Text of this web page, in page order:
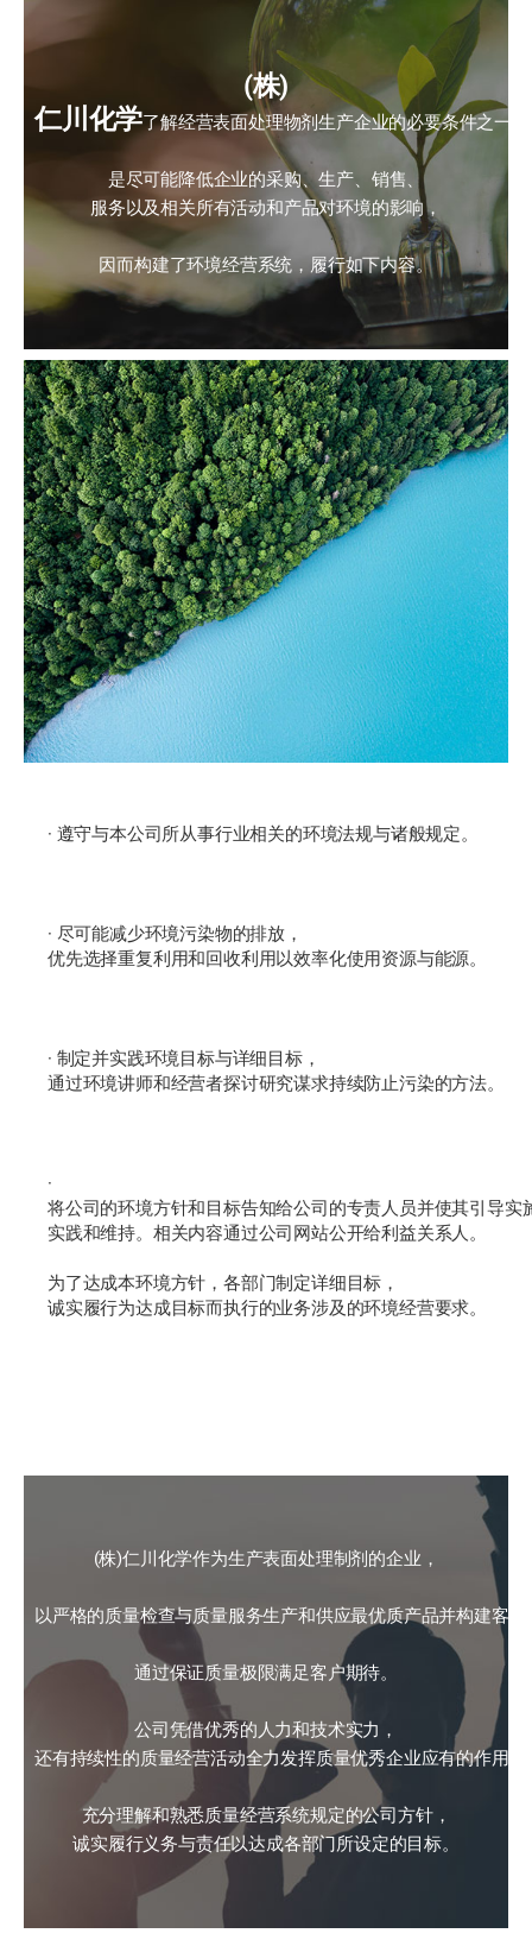
(株)
仁川化学了解经营表面处理物剂生产企业的必要条件之一，
是尽可能降低企业的采购、生产、销售、
服务以及相关所有活动和产品对环境的影响，
因而构建了环境经营系统，履行如下内容。
· 遵守与本公司所从事行业相关的环境法规与诸般规定。
· 尽可能减少环境污染物的排放，
优先选择重复利用和回收利用以效率化使用资源与能源。
· 制定并实践环境目标与详细目标，
通过环境讲师和经营者探讨研究谋求持续防止污染的方法。
·
将公司的环境方针和目标告知给公司的专责人员并使其引导实
实践和维持。相关内容通过公司网站公开给利益关系人。
为了达成本环境方针，各部门制定详细目标，
诚实履行为达成目标而执行的业务涉及的环境经营要求。
(株)仁川化学作为生产表面处理制剂的企业，
以严格的质量检查与质量服务生产和供应最优质产品并构建客
通过保证质量极限满足客户期待。
公司凭借优秀的人力和技术实力，
还有持续性的质量经营活动全力发挥质量优秀企业应有的作用，
充分理解和熟悉质量经营系统规定的公司方针，
诚实履行义务与责任以达成各部门所设定的目标。